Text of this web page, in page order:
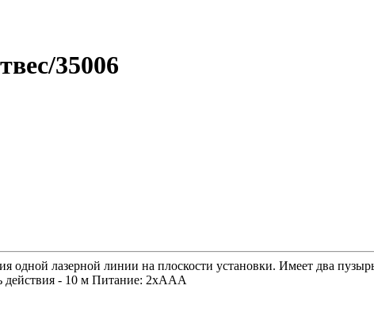
35006
одной лазерной линии на плоскости установки. Имеет два
действия - 10 м Питание: 2хААА